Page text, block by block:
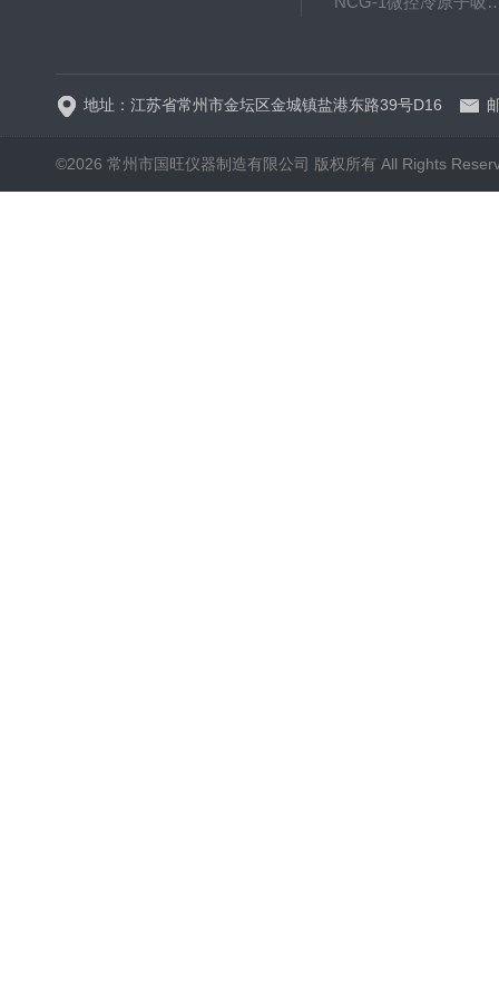
地址：江苏省常州市金坛区金城镇盐港东路39号D16
©2026 常州市国旺仪器制造有限公司 版权所有 All Rights